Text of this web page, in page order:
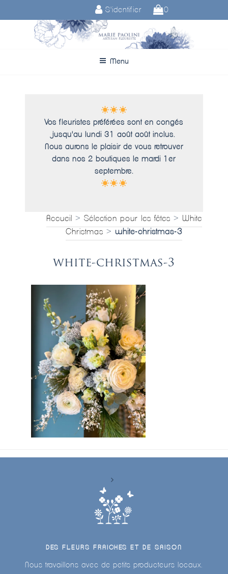
S'identifier 0
Menu
Vos fleuristes préférées sont en congés
jusqu'au lundi 31 août août inclus.
Nous aurons le plaisir de vous retrouver
dans nos 2 boutiques le mardi 1er
septembre.
Accueil > Sélection pour les fêtes > White
Christmas >white-christmas-3
white-christmas-3
DES FLEURS FRAICHES ET DE SAISON
Nous travaillons avec de petits producteurs locaux.